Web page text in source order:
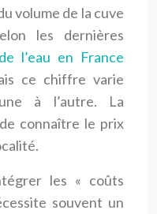
volume de la cuve
les dernières
l’eau en France
ce chiffre varie
à l’autre. La
connaître le prix
les « coûts
souvent un